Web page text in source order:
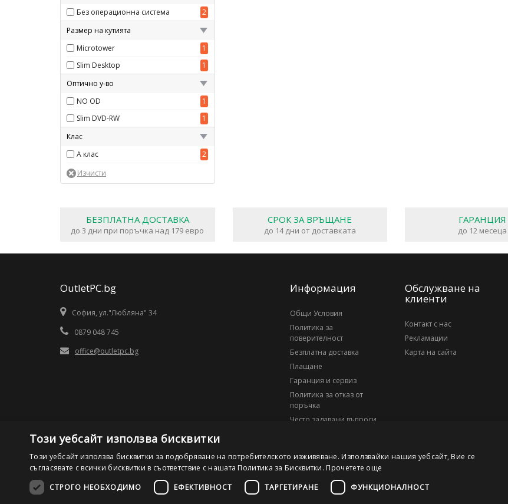
Без операционна система
2
Размер на кутията
Microtower
1
Slim Desktop
1
Оптично у-во
NO OD
1
Slim DVD-RW
1
Клас
A клас
2
БЕЗПЛАТНА ДОСТАВКА
до 3 дни при поръчка над 179 евро
СРОК ЗА ВРЪЩАНЕ
до 14 дни от доставката
ГАРАНЦИЯ
до 12 месеца
OutletPC.bg
София, ул."Любляна" 34
0879 048 745
office@outletpc.bg
Информация
Общи Условия
Политика за
поверителност
Безплатна доставка
Плащане
Гаранция и сервиз
Политика за отказ от
поръчка
Често задавани въпроси
Обслужване на
клиенти
Контакт с нас
Рекламации
Карта на сайта
©2026 OutletPC.bg, Всички права запазени! Ди Ес Ай ООД, ЕИК 203010795
Този уебсайт използва бисквитки
Този уебсайт използва бисквитки за подобряване на потребителското изживяване. Използвайки нашия уебсайт, Вие се
съгласявате с всички бисквитки в съответствие с нашата Политика за Бисквитки. Прочетете още
СТРОГО НЕОБХОДИМО
ЕФЕКТИВНОСТ ТАРГЕТИРАНЕ ФУНКЦИОНАЛНОСТ